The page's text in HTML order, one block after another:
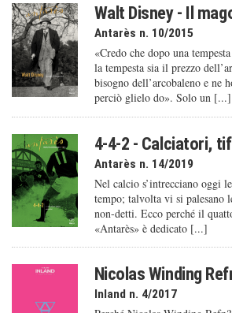
Walt Disney - Il
Antarès n. 10/2015
«Credo che dopo una
la tempesta sia il prezzo
bisogno dell’arcobaleno e ne
perciò glielo do». Solo un [...]
4-4-2 - Calciatori,
Antarès n. 14/2019
Nel calcio s’intrecciano oggi
tempo; talvolta vi si palesano
non-detti. Ecco perché il
«Antarès» è dedicato [...]
Nicolas Winding
Inland n. 4/2017